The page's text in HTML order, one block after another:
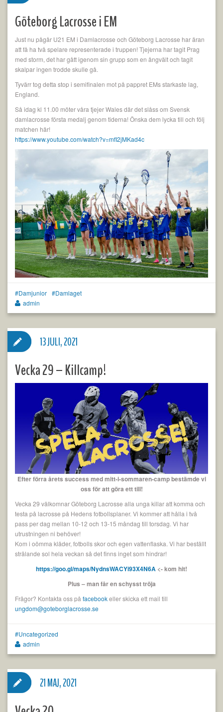
Göteborg Lacrosse i EM
Just nu pågår U21 EM i Damlacrosse och Göteborg Lacrosse har äran
att få ha två spelare representerade i truppen! Tjejerna har tagit Prag
med storm, det har gått igenom sin grupp som en ångvält och tagit
skalpar ingen trodde skulle gå.
Tyvärr tog detta stop i semifinalen mot på pappret EMs starkaste lag,
England.
Så idag kl 11.00 möter våra tjejer Wales där det slåss om Svensk
damlacrosse första medalj genom tiderna! Önska dem lycka till och följ
matchen här!
https://www.youtube.com/watch?v=mfI2jMKad4c
Damjunior
Damlaget
admin
Vecka 29 – Killcamp!
Efter förra årets success med mitt-i-sommaren-camp bestämde vi
oss för att göra ett till!
Vecka 29 välkomnar Göteborg Lacrosse alla unga killar att komma och
testa på lacrosse på Hedens fotbollsplaner. Vi kommer att hålla i två
pass per dag mellan 10-12 och 13-15 måndag till torsdag. Vi har
utrustningen ni behöver!
Kom i oömma kläder, fotbolls skor och egen vattenflaska. Vi har beställt
strålande sol hela veckan så det finns inget som hindrar!
https://goo.gl/maps/NydnsWACYi93X4N6A <- kom hit!
Plus – man får en schysst tröja
Frågor? Kontakta oss på facebookeller skicka ett mail till
ungdom@goteborglacrosse.se
13 JULI, 2021
Uncategorized
admin
21 MAJ, 2021